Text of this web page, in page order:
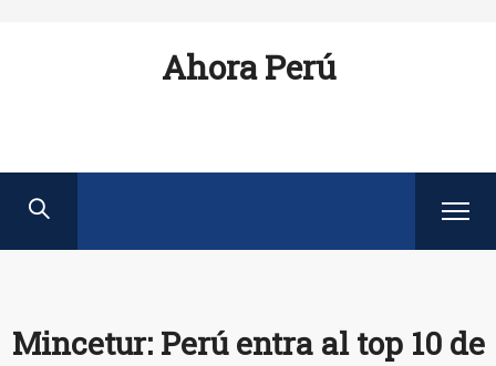
Ahora Perú
Mincetur: Perú entra al top 10 de